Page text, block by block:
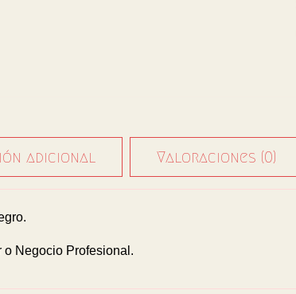
adicional Valoraciones (0)
o Negocio Profesional.